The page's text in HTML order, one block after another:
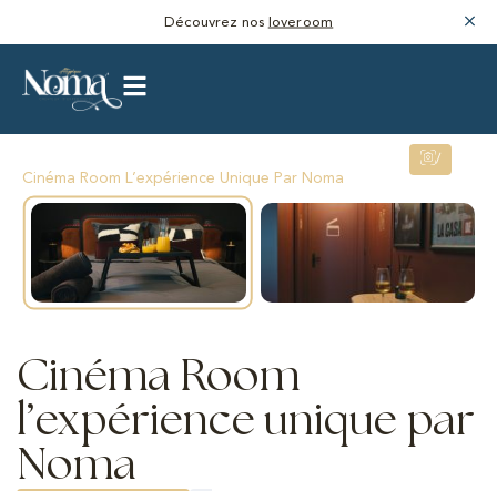
Découvrez nos loveroom
Cinéma Room L’expérience Unique Par Noma
/
Cinéma Room
l’expérience unique par
Noma